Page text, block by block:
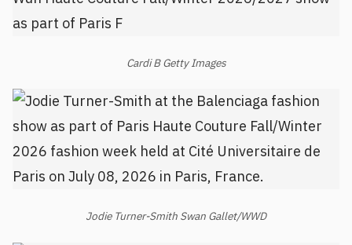
Cardi B Getty Images
Jodie Turner-Smith Swan Gallet/WWD